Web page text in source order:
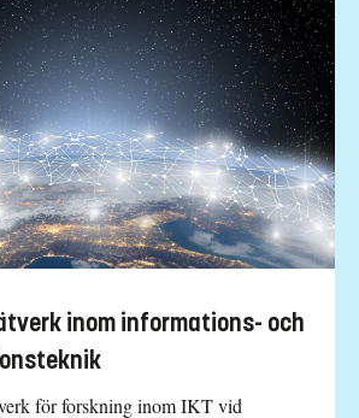
inom informations- och
för forskning inom IKT vid